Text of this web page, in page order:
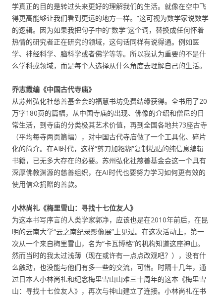
学真正的目的是转过头来更好的理解我们的生活。就像在空中飞
得更高能够让我们看到更远的地方一样。”这可视为数学家说数学
的逻辑。因为如果我把句子中的“数学”这个词，替换成任何怀着
热情的研究者正在研究的领域，这句话同样有说得通。例如医
学、神经科学、脑科学或者佛学等等。所以我认为重要的不是什
么学科或领域，而是每个人选择从什么角度去理解自己的生活。
乔志霞编《中国古代寺庙》
从苏州弘化社慈善基金会的福慧书坊免费结缘获得。全书用了20
万字180页的篇幅，从中国寺庙的出现、佛像的介绍和僧尼的日
常生活，到寺庙的分类极其艺术价值，再到全国各地共73座古寺
（平均每寺两页篇幅），对中国古代寺庙做了一个工具化、碎片
化的简介。在AI时代，这样“剪刀加糨糊”复制粘贴的纯信息编辑
书籍，已无多大存在的必要。苏州弘化社慈善基金会这一个具有
深厚佛教渊源的慈善组织，在AI时代也要努力学习如何更有效的
使用信众捐赠的善款。
小林尚礼《梅里雪山：寻找十七位友人》
为这本书写序言的人类学家郭净，应该也是在2010年前后，在昆
明的云南大学“云之南纪录影像展”上见过。在这次活动上，第一
次从一个来自梅里雪山，名为“卡瓦博格”的机构知道这座神山。
然而当时的我太过浅薄（现在或许有一点点改观吧？），没有什
么触动，也没能与他们有多一些的交流，可惜。时隔十几年，通
过日本人小林尚礼和纪念梅里雪山山难三十周年的这本《梅里雪
山：寻找十七位友人》，再次与神山建立了连接。小林尚礼在书